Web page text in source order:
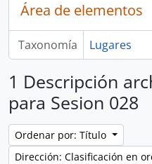
Área de elementos
Taxonomía Lugares
1 Descripción
para Sesion 028
Ordenar por: Título
Dirección: Clasificación en